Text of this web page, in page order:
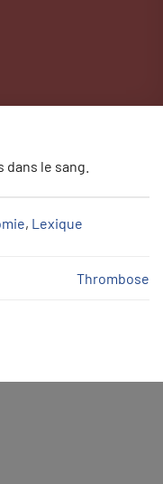
le sang.
, Lexique
Thrombose